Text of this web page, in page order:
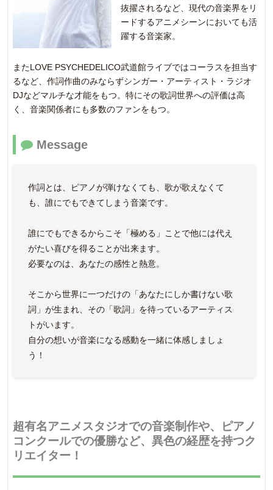
抜擢されるなど、現代の音楽界をリ
ードするアニメシーンにおいても活
躍する音楽家。
またLOVE PSYCHEDELICO武道館ライブではコーラスを担当す
るなど、作詞作曲のみならずシンガー・アーティスト・ラジオ
DJなどマルチな才能をもつ。特にその歌詞世界への評価は高
く、音楽関係者にも多数のファンをもつ。
Message
作詞とは、ピアノが弾けなくても、歌が歌えなくて
も、誰にでもできてしまう音楽です。
誰にでもできるからこそ「極める」ことで他には代え
がたい喜びを得ることが出来ます。
必要なのは、あなたの感性と熱意。
そこから世界に一つだけの「あなたにしか書けない歌
詞」が生まれ、その「歌詞」を待っているアーティス
トがいます。
自分の想いが音楽になる感動を一緒に体感しましょ
う！
超有名アニメスタジオでの音楽制作や、ピアノ
コンクールでの優勝など、異色の経歴を持つク
リエイター！